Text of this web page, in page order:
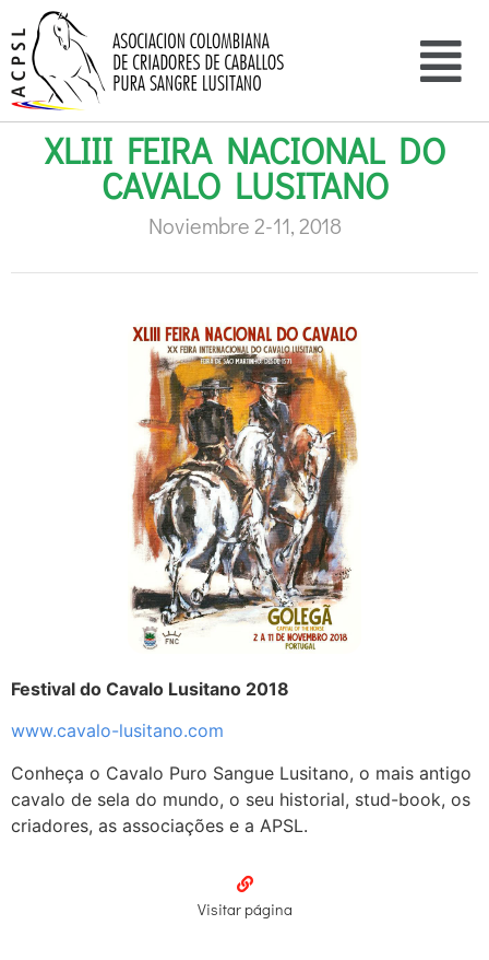
XLIII FEIRA NACIONAL DO
CAVALO LUSITANO
Noviembre 2-11, 2018
Festival do Cavalo Lusitano 2018
www.cavalo-lusitano.com
Conheça o Cavalo Puro Sangue Lusitano, o mais antigo
cavalo de sela do mundo, o seu historial, stud-book, os
criadores, as associações e a APSL.
Visitar página